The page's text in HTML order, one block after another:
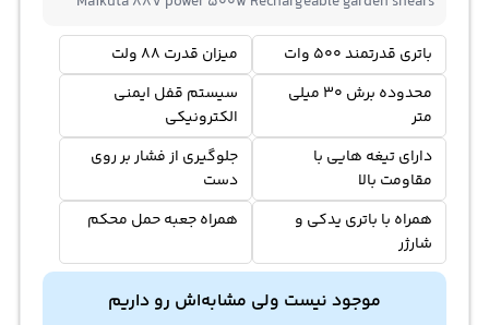
باتری قدرتمند 500 وات
میزان قدرت 88 ولت
محدوده برش 30 میلی
متر
سیستم قفل ایمنی
الکترونیکی
دارای تیغه هایی با
مقاومت بالا
جلوگیری از فشار بر روی
دست
همراه با باتری یدکی و
شارژر
همراه جعبه حمل محکم
موجود نیست ولی مشابه‌اش رو داریم